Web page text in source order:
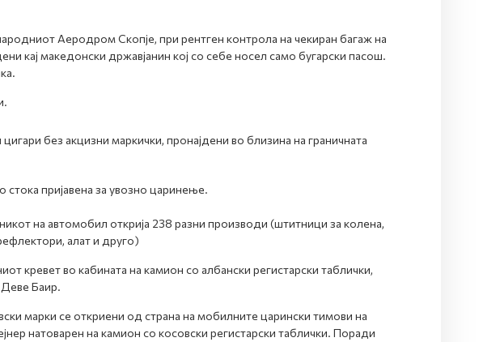
Аеродром Скопје, при рентген контрола на чекиран багаж на
кај македонски државјанин кој со себе носел само бугарски пасош.
без акцизни маркички, пронајдени во близина на граничната
пријавена за увозно царинење.
на автомобил открија 238 разни производи (штитници за колена,
алат и друго)
кревет во кабината на камион со албански регистарски таблички,
Деве Баир.
марки се откриени од страна на мобилните царински тимови на
натоварен на камион со косовски регистарски таблички. Поради